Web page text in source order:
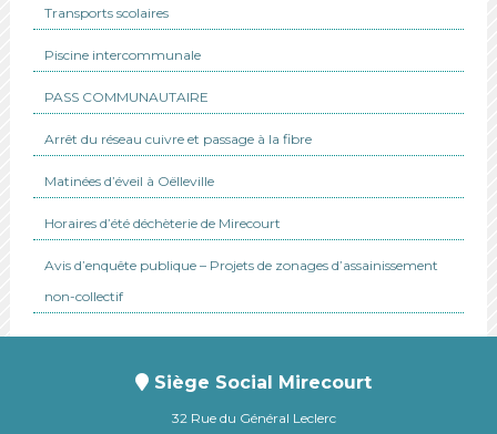
Transports scolaires
Piscine intercommunale
PASS COMMUNAUTAIRE
Arrêt du réseau cuivre et passage à la fibre
Matinées d’éveil à Oëlleville
Horaires d’été déchèterie de Mirecourt
Avis d’enquête publique – Projets de zonages d’assainissement
non-collectif
Siège Social Mirecourt
32 Rue du Général Leclerc